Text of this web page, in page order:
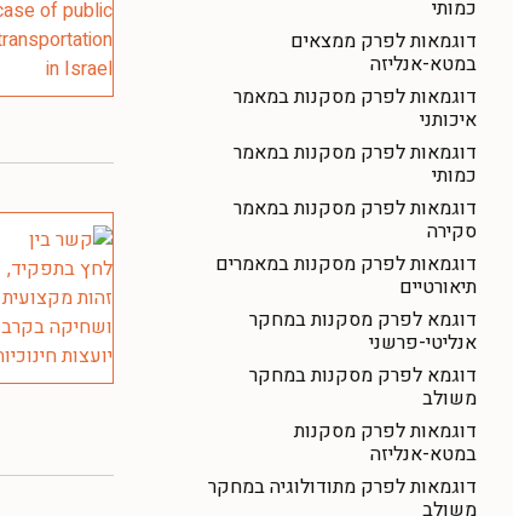
כמותי
דוגמאות לפרק ממצאים
במטא-אנליזה
דוגמאות לפרק מסקנות במאמר
איכותני
דוגמאות לפרק מסקנות במאמר
כמותי
דוגמאות לפרק מסקנות במאמר
סקירה
דוגמאות לפרק מסקנות במאמרים
תיאורטיים
דוגמא לפרק מסקנות במחקר
אנליטי-פרשני
דוגמא לפרק מסקנות במחקר
משולב
דוגמאות לפרק מסקנות
במטא-אנליזה
דוגמאות לפרק מתודולוגיה במחקר
משולב